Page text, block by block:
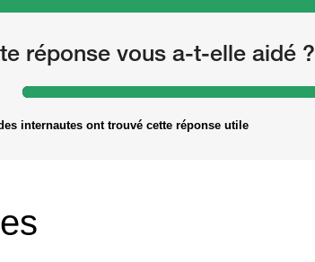
réponse vous a-t-elle aidé ?
internautes ont trouvé cette réponse utile